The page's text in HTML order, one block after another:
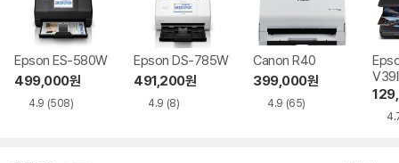
Epson ES-580W
499,000원
4.9 (508)
Epson DS-785W
491,200원
4.9 (8)
Canon R40
399,000원
4.9 (65)